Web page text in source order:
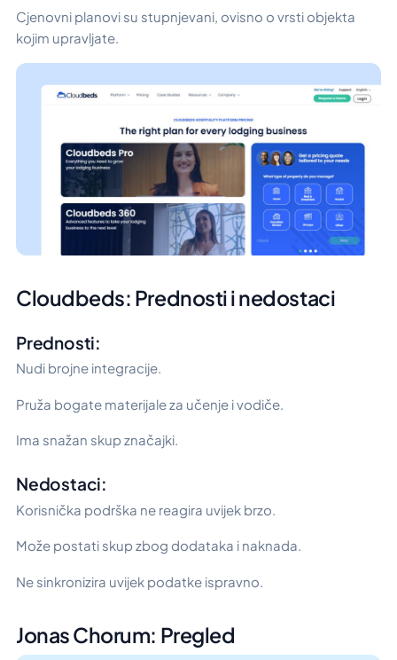
Cjenovni planovi su stupnjevani, ovisno o vrsti objekta
kojim upravljate.
Cloudbeds: Prednosti i nedostaci
Prednosti:
Nudi brojne integracije.
Pruža bogate materijale za učenje i vodiče.
Ima snažan skup značajki.
Nedostaci:
Korisnička podrška ne reagira uvijek brzo.
Može postati skup zbog dodataka i naknada.
Ne sinkronizira uvijek podatke ispravno.
Jonas Chorum: Pregled